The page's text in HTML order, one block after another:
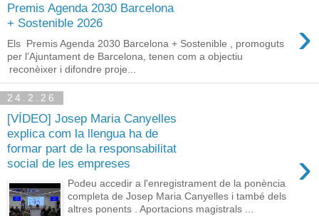
Premis Agenda 2030 Barcelona
+ Sostenible 2026
›
Els Premis Agenda 2030 Barcelona + Sostenible , promoguts
per l’Ajuntament de Barcelona, tenen com a objectiu
reconèixer i difondre proje...
24.2.26
[VÍDEO] Josep Maria Canyelles
explica com la llengua ha de
formar part de la responsabilitat
social de les empreses
›
Podeu accedir a l'enregistrament de la ponència
completa de Josep Maria Canyelles i també dels
altres ponents . Aportacions magistrals ...